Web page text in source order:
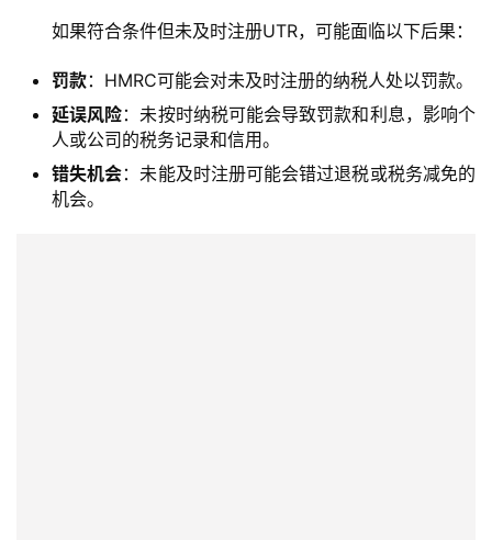
如果符合条件但未及时注册UTR，可能面临以下后果：
罚款：HMRC可能会对未及时注册的纳税人处以罚款。
延误风险：未按时纳税可能会导致罚款和利息，影响个
人或公司的税务记录和信用。
错失机会：未能及时注册可能会错过退税或税务减免的
机会。